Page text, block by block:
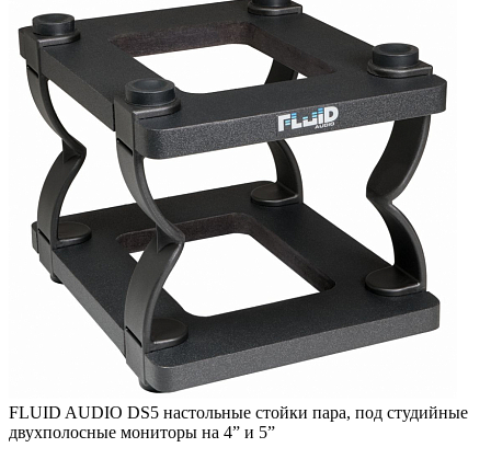
FLUID AUDIO DS5 настольные стойки пара, под студийные
двухполосные мониторы на 4” и 5”